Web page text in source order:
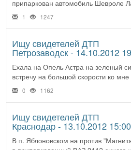
припаркован автомобиль Шевроле
1 1247
Ищу свидетелей ДТП
Петрозаводск - 14.10.2012
Ехала на Опель Астра на зеленый
встречу на большой скорости ко
0 1162
Ищу свидетелей ДТП
Краснодар - 13.10.2012 15:00
В п. Яблоновском на против